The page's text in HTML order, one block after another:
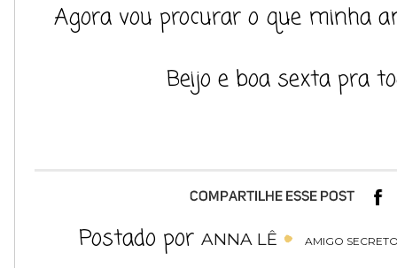
Agora vou procurar o que minha
Beijo e boa sexta pra
Postado por ANNA LÊ AMIGO